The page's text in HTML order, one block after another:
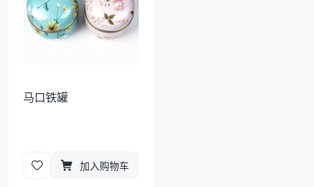
马口铁罐
加入购物车